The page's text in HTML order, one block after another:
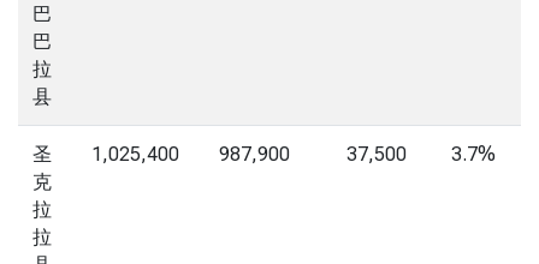
巴
巴
拉
县
圣
克
拉
拉
1,025,400 987,900 37,500 3.7%